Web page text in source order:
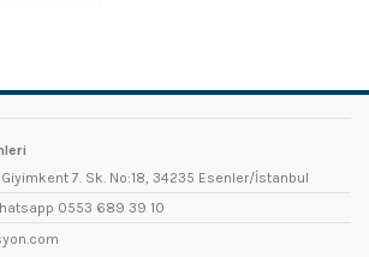
7. Sk. No:18, 34235 Esenler/İstanbul
0553 689 39 10